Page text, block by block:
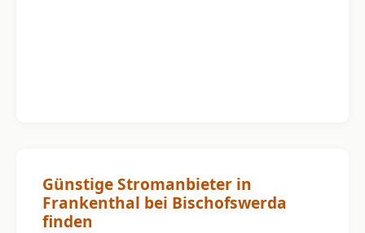
Günstige Stromanbieter in
Frankenthal bei Bischofswerda
finden